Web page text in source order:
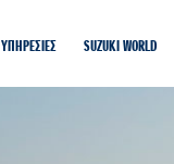
ΥΠΗΡΕΣΙΕΣ SUZUKI WORLD